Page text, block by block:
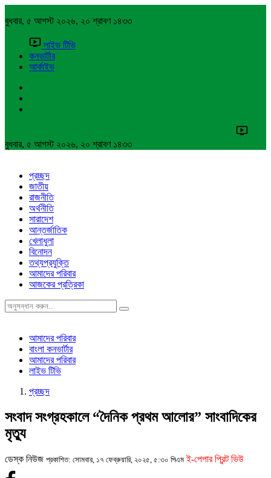
বুধবার, ৫ আগস্ট ২০২৬, ২০ শ্রাবণ ১৪৩৩
লাইভ টিভি
কনভার্টার
আর্কাইভ
বুধবার, ৫ আগস্ট ২০২৬, ২০ শ্রাবণ ১৪৩৩
প্রচ্ছদ
জাতীয়
রাজনীতি
অর্থনীতি
সারাদেশ
আন্তর্জাতিক
খেলাধুলা
বিনোদন
তথ্যপ্রযুক্তি
আমাদের পরিবার
আজকের প্রত্রিকা
আমাদের পরিবার
বাংলা কনভার্টার
আমাদের পরিবার
লাইভ টিভি
প্রচ্ছদ
সংবাদ সংগ্রহকালে “দৈনিক প্রথম আলোর” সাংবাদিকের
মৃত্যু
ডেস্ক নিউজ প্রকাশিত: সোমবার, ১৭ ফেব্রুয়ারি, ২০২৫, ৫:৩০ পিএম ই-পেপার প্রিন্ট ভিউ